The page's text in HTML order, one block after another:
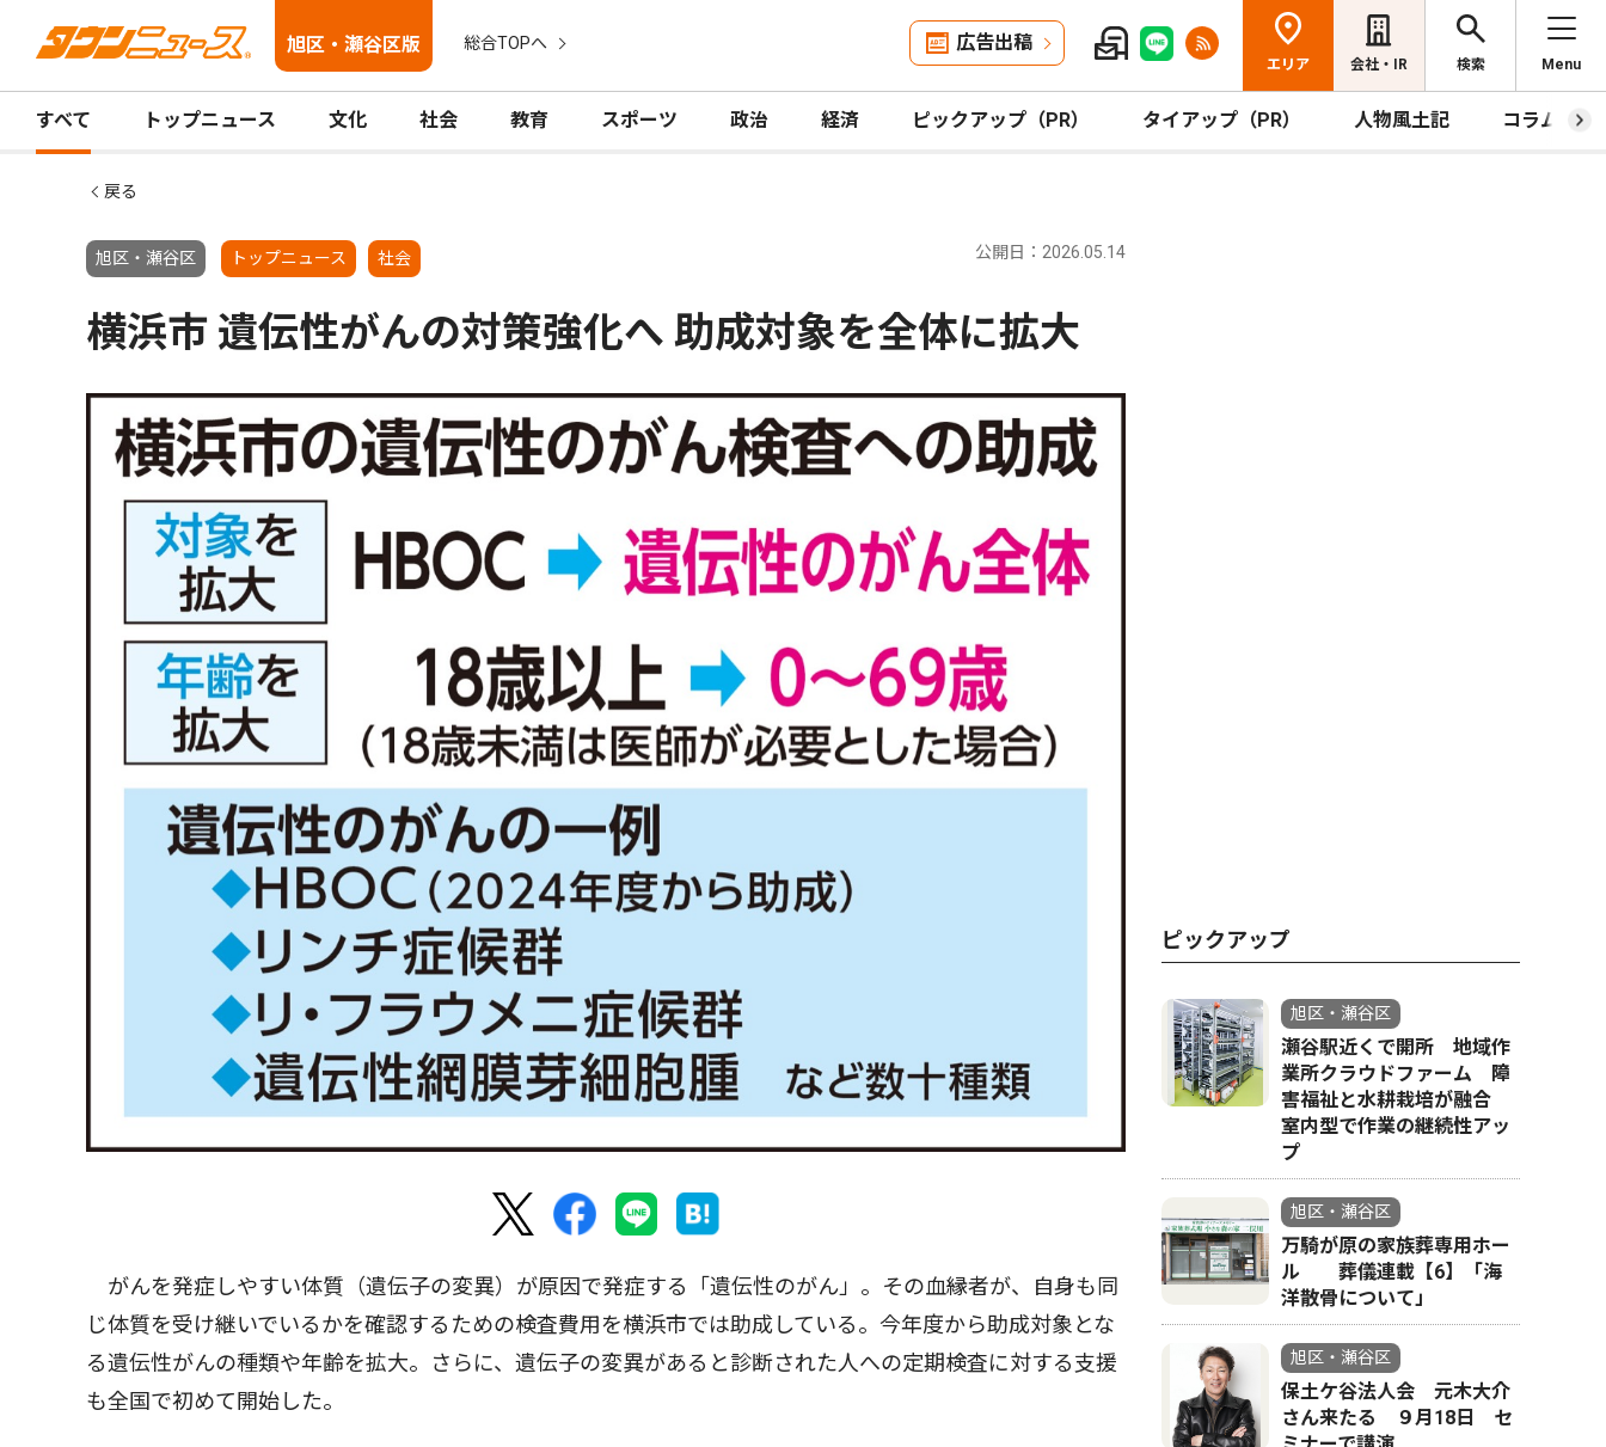
旭区・瀬谷区版 総合TOPへ 広告出稿
エリア 会社・IR 検索 Menu
すべて トップニュース 文化 社会 教育 スポーツ 政治 経済 ピックアップ（PR） タイアップ（PR） 人物風土記 コラム
戻る
旭区・瀬谷区 トップニュース 社会 公開日：2026.05.14
横浜市 遺伝性がんの対策強化へ 助成対象を全体に拡大
がんを発症しやすい体質（遺伝子の変異）が原因で発症する「遺伝性のがん」。その血縁者が、自身も同
じ体質を受け継いでいるかを確認するための検査費用を横浜市では助成している。今年度から助成対象とな
る遺伝性がんの種類や年齢を拡大。さらに、遺伝子の変異があると診断された人への定期検査に対する支援
も全国で初めて開始した。
ピックアップ
旭区・瀬谷区
瀬谷駅近くで開所 地域作
業所クラウドファーム 障
害福祉と水耕栽培が融合
室内型で作業の継続性アッ
プ
旭区・瀬谷区
万騎が原の家族葬専用ホー
ル 葬儀連載【6】「海
洋散骨について」
旭区・瀬谷区
保土ケ谷法人会 元木大介
さん来たる ９月18日 セ